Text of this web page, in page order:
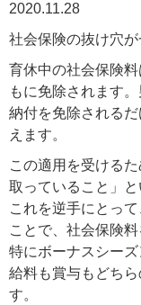
2020.11.28
社会保険の抜け穴が
育休中の社会保険
もに免除されます。
納付を免除される
えます。
この適用を受ける
取っていること」と
これを逆手にとっ
ことで、社会保険
特にボーナスシー
給料も賞与もどち
す。